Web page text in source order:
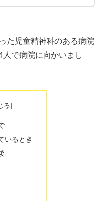
た児童精神科のある病院
人で病院に向かいまし
いるとき